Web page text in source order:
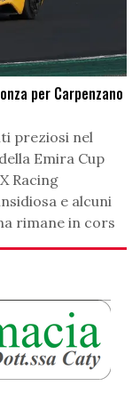
per Carpenzano
preziosi nel
Emira Cup
Racing
e alcuni
rimane in cors